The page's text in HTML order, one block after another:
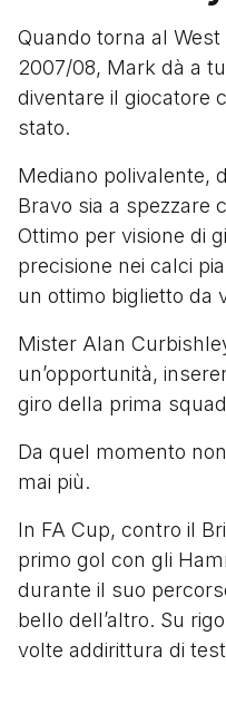
Quando torna al
2007/08, Mark dà a
diventare il giocatore
stato.
Mediano polivalente,
Bravo sia a spezzare
Ottimo per visione di
precisione nei calci
un ottimo biglietto da
Mister Alan
un’opportunità,
giro della prima
Da quel momento
mai più.
In FA Cup, contro il
primo gol con gli
durante il suo
bello dell’altro. Su
volte addirittura di